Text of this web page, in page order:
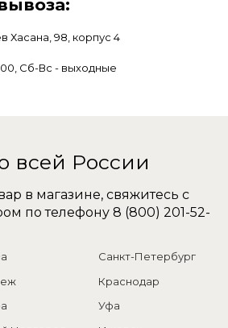
Хасана, 98, корпус 4
Сб-Вс - выходные
всей России
в магазине, свяжитесь с
по телефону 8 (800) 201-52-
Санкт-Петербург
Краснодар
Уфа